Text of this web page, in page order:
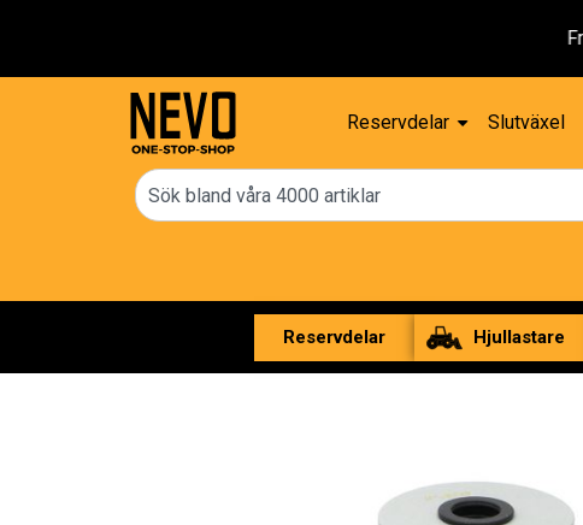
Reservdelar Slutväxel
Reservdelar Hjullastare